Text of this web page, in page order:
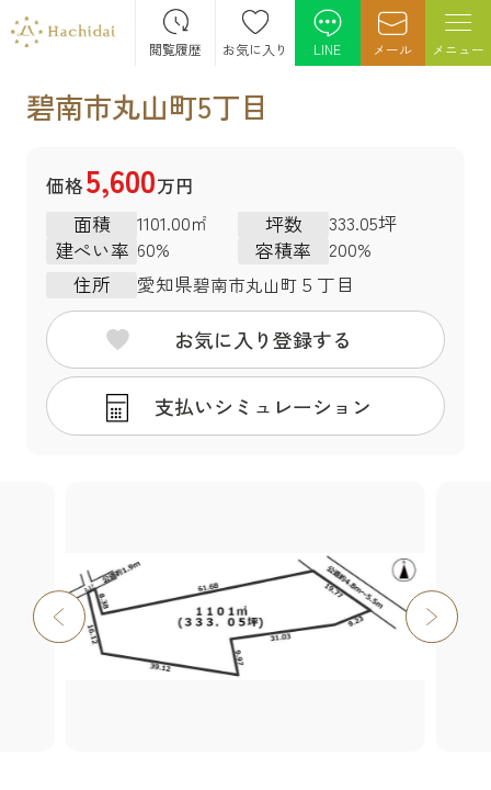
閲覧履歴 お気に入り LINE メール メニュー
碧南市丸山町5丁目
価格5,600万円
面積
1101.00㎡ 坪数
333.05坪
建ぺい率 60% 容積率
200%
住所
愛知県碧南市丸山町 ５丁目
お気に入り登録する
支払いシミュレーション